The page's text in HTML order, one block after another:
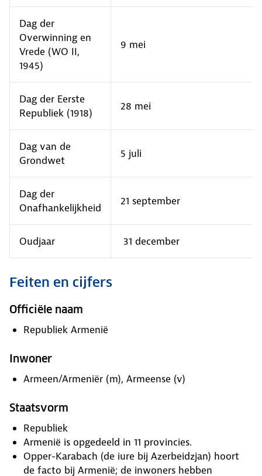
Dag der
Overwinning en
Vrede (WO II,
1945)
9 mei
Dag der Eerste
Republiek (1918)
28 mei
Dag van de
Grondwet
5 juli
Dag der
Onafhankelijkheid
21 september
Oudjaar 31 december
Feiten en cijfers
Officiële naam
Republiek Armenië
Inwoner
Armeen/Armeniër (m), Armeense (v)
Staatsvorm
Republiek
Armenië is opgedeeld in 11 provincies.
Opper-Karabach (de iure bij Azerbeidzjan) hoort
de facto bij Armenië; de inwoners hebben